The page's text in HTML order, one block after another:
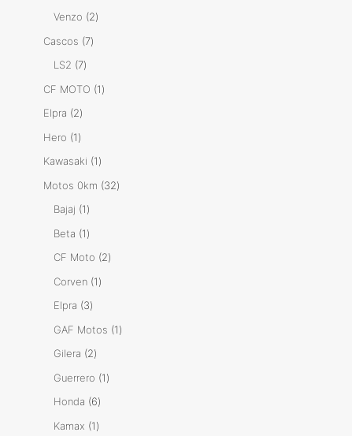
productos
Venzo 22
Cascos 77
LS2 77
productos
CF MOTO 11
Elpra 22
productos
Hero 11
producto
Kawasaki 11
producto
Motos 0km 3232
Bajaj 11
producto
Beta 11
producto
CF Moto 22
Corven 11
Elpra 33
productos
GAF Motos 11
Gilera 22
productos
Guerrero 11
Honda 66
productos
Kamax 11